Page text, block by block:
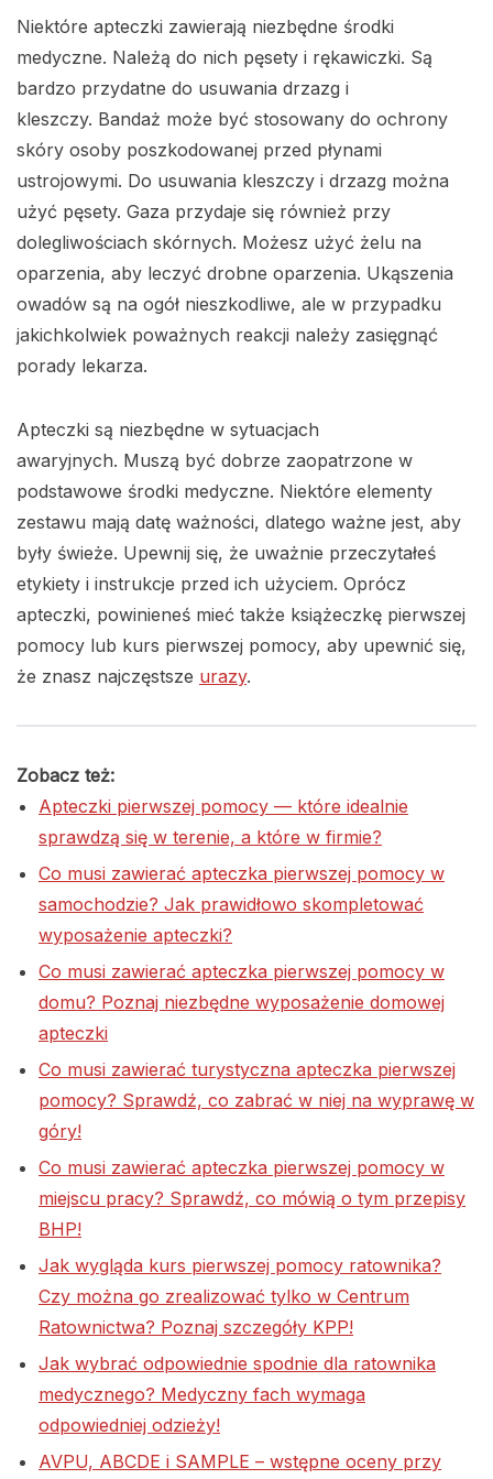
Niektóre apteczki zawierają niezbędne środki
medyczne. Należą do nich pęsety i rękawiczki. Są
bardzo przydatne do usuwania drzazg i
kleszczy. Bandaż może być stosowany do ochrony
skóry osoby poszkodowanej przed płynami
ustrojowymi. Do usuwania kleszczy i drzazg można
użyć pęsety. Gaza przydaje się również przy
dolegliwościach skórnych. Możesz użyć żelu na
oparzenia, aby leczyć drobne oparzenia. Ukąszenia
owadów są na ogół nieszkodliwe, ale w przypadku
jakichkolwiek poważnych reakcji należy zasięgnąć
porady lekarza.
Apteczki są niezbędne w sytuacjach
awaryjnych. Muszą być dobrze zaopatrzone w
podstawowe środki medyczne. Niektóre elementy
zestawu mają datę ważności, dlatego ważne jest, aby
były świeże. Upewnij się, że uważnie przeczytałeś
etykiety i instrukcje przed ich użyciem. Oprócz
apteczki, powinieneś mieć także książeczkę pierwszej
pomocy lub kurs pierwszej pomocy, aby upewnić się,
że znasz najczęstsze urazy.
Zobacz też:
Apteczki pierwszej pomocy — które idealnie
sprawdzą się w terenie, a które w firmie?
Co musi zawierać apteczka pierwszej pomocy w
samochodzie? Jak prawidłowo skompletować
wyposażenie apteczki?
Co musi zawierać apteczka pierwszej pomocy w
domu? Poznaj niezbędne wyposażenie domowej
apteczki
Co musi zawierać turystyczna apteczka pierwszej
pomocy? Sprawdź, co zabrać w niej na wyprawę w
góry!
Co musi zawierać apteczka pierwszej pomocy w
miejscu pracy? Sprawdź, co mówią o tym przepisy
BHP!
Jak wygląda kurs pierwszej pomocy ratownika?
Czy można go zrealizować tylko w Centrum
Ratownictwa? Poznaj szczegóły KPP!
Jak wybrać odpowiednie spodnie dla ratownika
medycznego? Medyczny fach wymaga
odpowiedniej odzieży!
AVPU, ABCDE i SAMPLE – wstępne oceny przy